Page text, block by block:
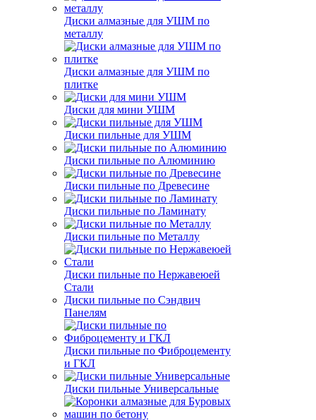
Диски алмазные для УШМ по
металлу
Диски алмазные для УШМ по
плитке
Диски для мини УШМ
Диски пильные для УШМ
Диски пильные по Алюминию
Диски пильные по Древесине
Диски пильные по Ламинату
Диски пильные по Металлу
Диски пильные по Нержавеюей
Стали
Диски пильные по Сэндвич
Панелям
Диски пильные по Фиброцементу
и ГКЛ
Диски пильные Универсальные